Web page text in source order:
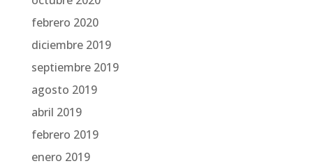
febrero 2020
diciembre 2019
septiembre 2019
agosto 2019
abril 2019
febrero 2019
enero 2019